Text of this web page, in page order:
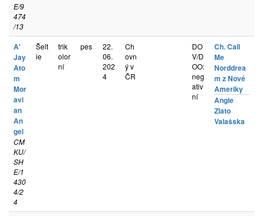
E/9
474
/13
A'
Jay
Ato
m
Mor
avi
an
An
gel
CM
KU/
SH
E/1
430
4/2
4
Šelt
ie
trik
olor
ní
pes
22.
06.
202
4
Ch
ovn
ý v
ČR
DO
V/D
OO:
neg
ativ
ní
Ch. Call
Me
Norddrea
m z Nové
Ameriky
Angie
Zlato
Valašska